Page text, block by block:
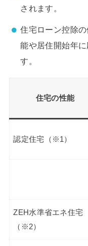
されます。
住宅ローン控除
能や居住開始年
す。
住宅の性能
認定住宅（※1）
ZEH水準省エネ住宅
（※2）